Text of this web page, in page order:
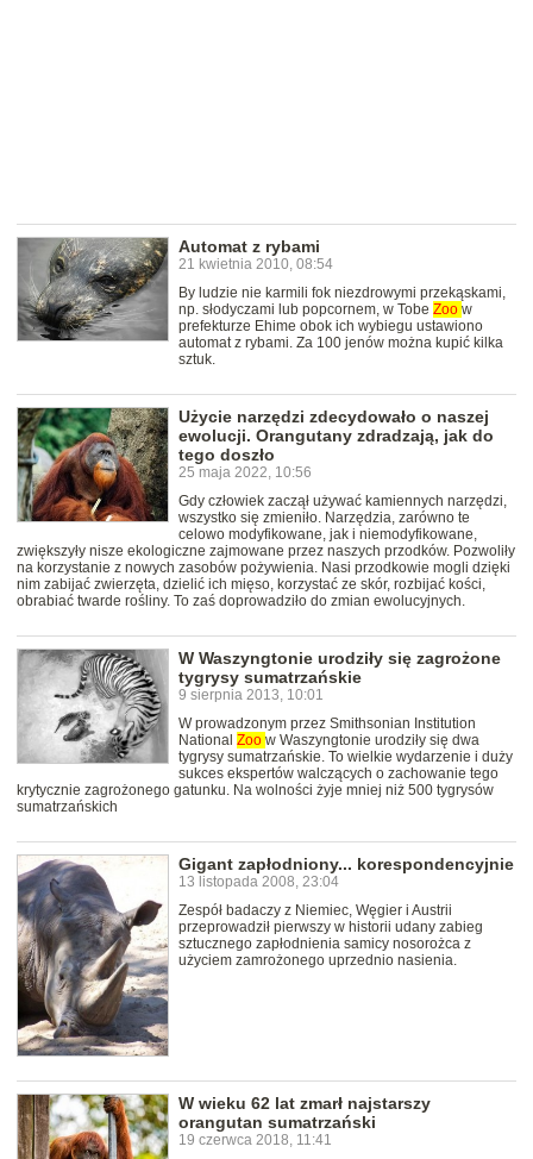
Automat z rybami
21 kwietnia 2010, 08:54
By ludzie nie karmili fok niezdrowymi przekąskami,
np. słodyczami lub popcornem, w Tobe Zoo w
prefekturze Ehime obok ich wybiegu ustawiono
automat z rybami. Za 100 jenów można kupić kilka
sztuk.
Użycie narzędzi zdecydowało o naszej
ewolucji. Orangutany zdradzają, jak do
tego doszło
25 maja 2022, 10:56
Gdy człowiek zaczął używać kamiennych narzędzi,
wszystko się zmieniło. Narzędzia, zarówno te
celowo modyfikowane, jak i niemodyfikowane,
zwiększyły nisze ekologiczne zajmowane przez naszych przodków. Pozwoliły
na korzystanie z nowych zasobów pożywienia. Nasi przodkowie mogli dzięki
nim zabijać zwierzęta, dzielić ich mięso, korzystać ze skór, rozbijać kości,
obrabiać twarde rośliny. To zaś doprowadziło do zmian ewolucyjnych.
W Waszyngtonie urodziły się zagrożone
tygrysy sumatrzańskie
9 sierpnia 2013, 10:01
W prowadzonym przez Smithsonian Institution
National Zoo w Waszyngtonie urodziły się dwa
tygrysy sumatrzańskie. To wielkie wydarzenie i duży
sukces ekspertów walczących o zachowanie tego
krytycznie zagrożonego gatunku. Na wolności żyje mniej niż 500 tygrysów
sumatrzańskich
Gigant zapłodniony... korespondencyjnie
13 listopada 2008, 23:04
Zespół badaczy z Niemiec, Węgier i Austrii
przeprowadził pierwszy w historii udany zabieg
sztucznego zapłodnienia samicy nosorożca z
użyciem zamrożonego uprzednio nasienia.
W wieku 62 lat zmarł najstarszy
orangutan sumatrzański
19 czerwca 2018, 11:41